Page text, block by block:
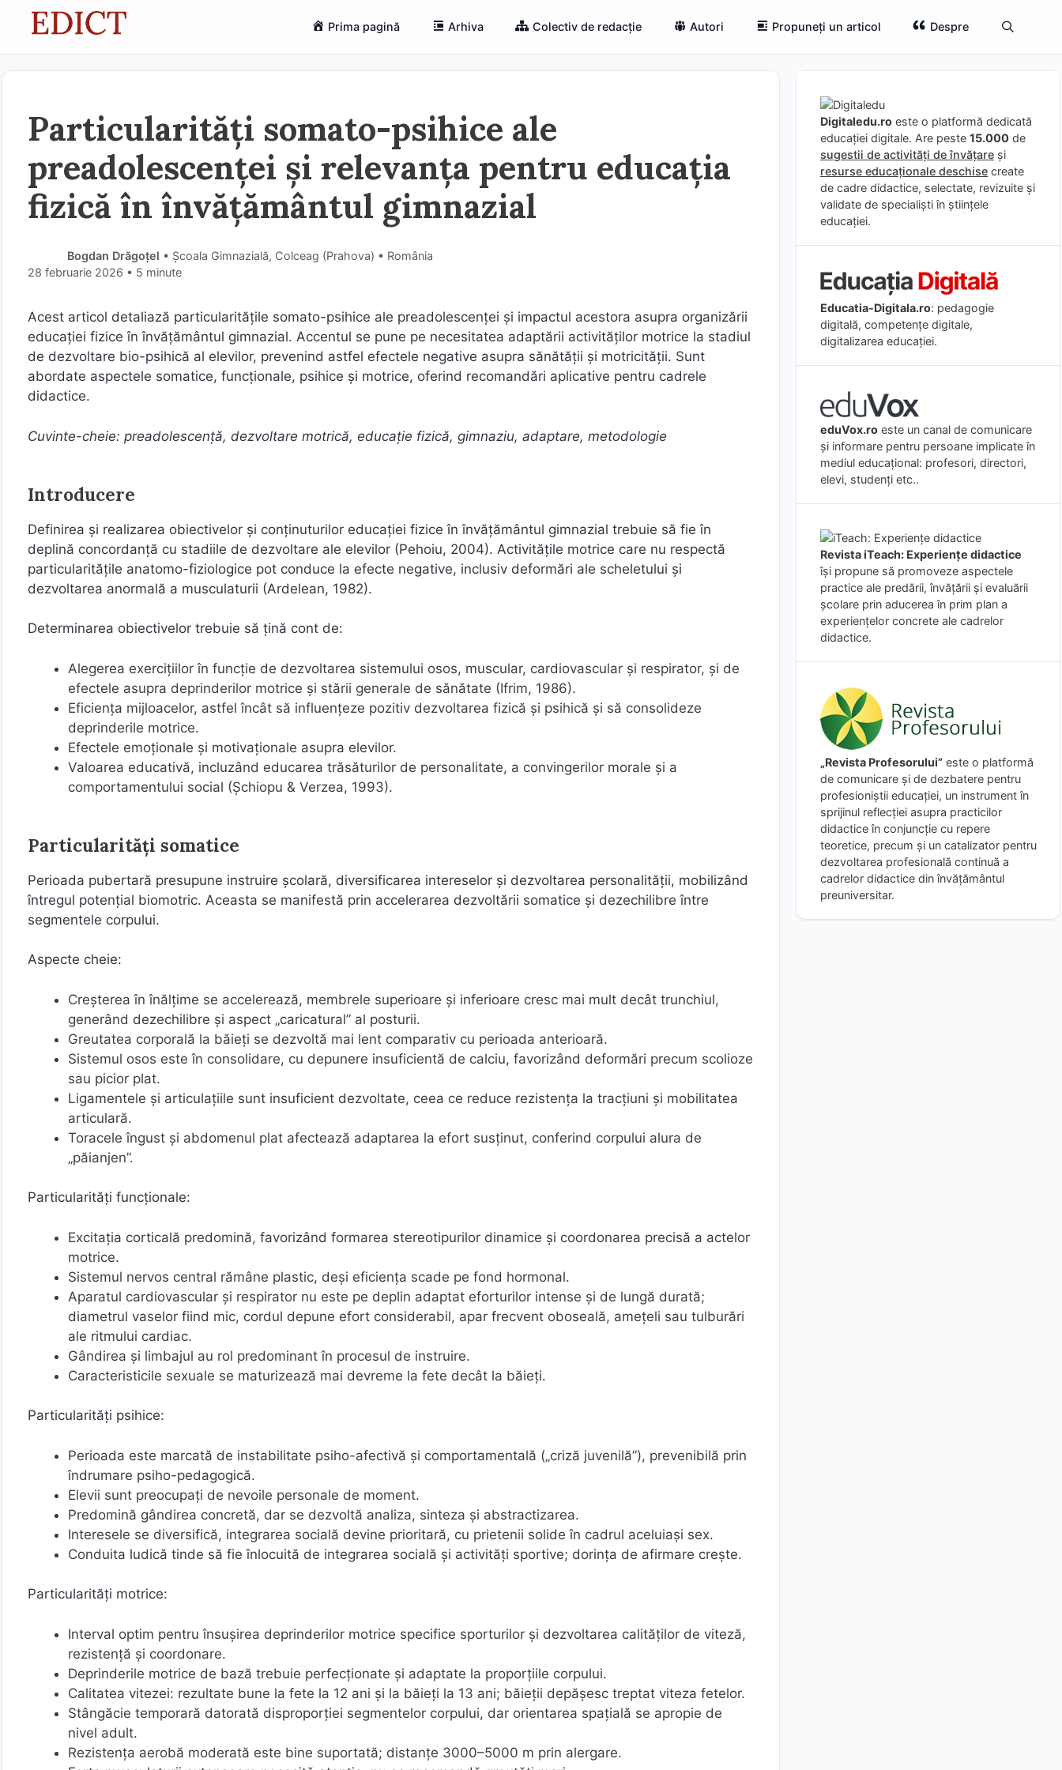
Prima pagină Arhiva Colectiv de redacție Autori Propuneți un articol Despre
Particularități somato-psihice ale
preadolescenței și relevanța pentru educația
fizică în învățământul gimnazial
Bogdan Drăgoțel • Școala Gimnazială, Colceag (Prahova) • România
28 februarie 2026 • 5 minute
Acest articol detaliază particularitățile somato-psihice ale preadolescenței și impactul acestora asupra organizării
educației fizice în învățământul gimnazial. Accentul se pune pe necesitatea adaptării activităților motrice la stadiul
de dezvoltare bio-psihică al elevilor, prevenind astfel efectele negative asupra sănătății și motricității. Sunt
abordate aspectele somatice, funcționale, psihice și motrice, oferind recomandări aplicative pentru cadrele
didactice.
Cuvinte-cheie: preadolescență, dezvoltare motrică, educație fizică, gimnaziu, adaptare, metodologie
Introducere
Definirea și realizarea obiectivelor și conținuturilor educației fizice în învățământul gimnazial trebuie să fie în
deplină concordanță cu stadiile de dezvoltare ale elevilor (Pehoiu, 2004). Activitățile motrice care nu respectă
particularitățile anatomo-fiziologice pot conduce la efecte negative, inclusiv deformări ale scheletului și
dezvoltarea anormală a musculaturii (Ardelean, 1982).
Determinarea obiectivelor trebuie să țină cont de:
Alegerea exercițiilor în funcție de dezvoltarea sistemului osos, muscular, cardiovascular și respirator, și de
efectele asupra deprinderilor motrice și stării generale de sănătate (Ifrim, 1986).
Eficiența mijloacelor, astfel încât să influențeze pozitiv dezvoltarea fizică și psihică și să consolideze
deprinderile motrice.
Efectele emoționale și motivaționale asupra elevilor.
Valoarea educativă, incluzând educarea trăsăturilor de personalitate, a convingerilor morale și a
comportamentului social (Şchiopu & Verzea, 1993).
Particularități somatice
Perioada pubertară presupune instruire școlară, diversificarea intereselor și dezvoltarea personalității, mobilizând
întregul potențial biomotric. Aceasta se manifestă prin accelerarea dezvoltării somatice și dezechilibre între
segmentele corpului.
Aspecte cheie:
Creșterea în înălțime se accelerează, membrele superioare și inferioare cresc mai mult decât trunchiul,
generând dezechilibre și aspect „caricatural” al posturii.
Greutatea corporală la băieți se dezvoltă mai lent comparativ cu perioada anterioară.
Sistemul osos este în consolidare, cu depunere insuficientă de calciu, favorizând deformări precum scolioze
sau picior plat.
Ligamentele și articulațiile sunt insuficient dezvoltate, ceea ce reduce rezistența la tracțiuni și mobilitatea
articulară.
Toracele îngust și abdomenul plat afectează adaptarea la efort susținut, conferind corpului alura de
„păianjen”.
Particularități funcționale:
Excitația corticală predomină, favorizând formarea stereotipurilor dinamice și coordonarea precisă a actelor
motrice.
Sistemul nervos central rămâne plastic, deși eficiența scade pe fond hormonal.
Aparatul cardiovascular și respirator nu este pe deplin adaptat eforturilor intense și de lungă durată;
diametrul vaselor fiind mic, cordul depune efort considerabil, apar frecvent oboseală, amețeli sau tulburări
ale ritmului cardiac.
Gândirea și limbajul au rol predominant în procesul de instruire.
Caracteristicile sexuale se maturizează mai devreme la fete decât la băieți.
Particularități psihice:
Perioada este marcată de instabilitate psiho-afectivă și comportamentală („criză juvenilă”), prevenibilă prin
îndrumare psiho-pedagogică.
Elevii sunt preocupați de nevoile personale de moment.
Predomină gândirea concretă, dar se dezvoltă analiza, sinteza și abstractizarea.
Interesele se diversifică, integrarea socială devine prioritară, cu prietenii solide în cadrul aceluiași sex.
Conduita ludică tinde să fie înlocuită de integrarea socială și activități sportive; dorința de afirmare crește.
Particularități motrice:
Interval optim pentru însușirea deprinderilor motrice specifice sporturilor și dezvoltarea calităților de viteză,
rezistență și coordonare.
Deprinderile motrice de bază trebuie perfecționate și adaptate la proporțiile corpului.
Calitatea vitezei: rezultate bune la fete la 12 ani și la băieți la 13 ani; băieții depășesc treptat viteza fetelor.
Stângăcie temporară datorată disproporției segmentelor corpului, dar orientarea spațială se apropie de
nivel adult.
Rezistența aerobă moderată este bine suportată; distanțe 3000–5000 m prin alergare.
Digitaledu.ro este o platformă dedicată
educației digitale. Are peste 15.000 de
sugestii de activități de învățare și
resurse educaționale deschise create
de cadre didactice, selectate, revizuite și
validate de specialiști în științele
educației.
Educatia-Digitala.ro: pedagogie
digitală, competențe digitale,
digitalizarea educației.
eduVox.ro este un canal de comunicare
și informare pentru persoane implicate în
mediul educațional: profesori, directori,
elevi, studenți etc..
Revista iTeach: Experienţe didactice
îşi propune să promoveze aspectele
practice ale predării, învăţării şi evaluării
şcolare prin aducerea în prim plan a
experienţelor concrete ale cadrelor
didactice.
„Revista Profesorului” este o platformă
de comunicare și de dezbatere pentru
profesioniștii educației, un instrument în
sprijinul reflecției asupra practicilor
didactice în conjuncție cu repere
teoretice, precum și un catalizator pentru
dezvoltarea profesională continuă a
cadrelor didactice din învățământul
preuniversitar.